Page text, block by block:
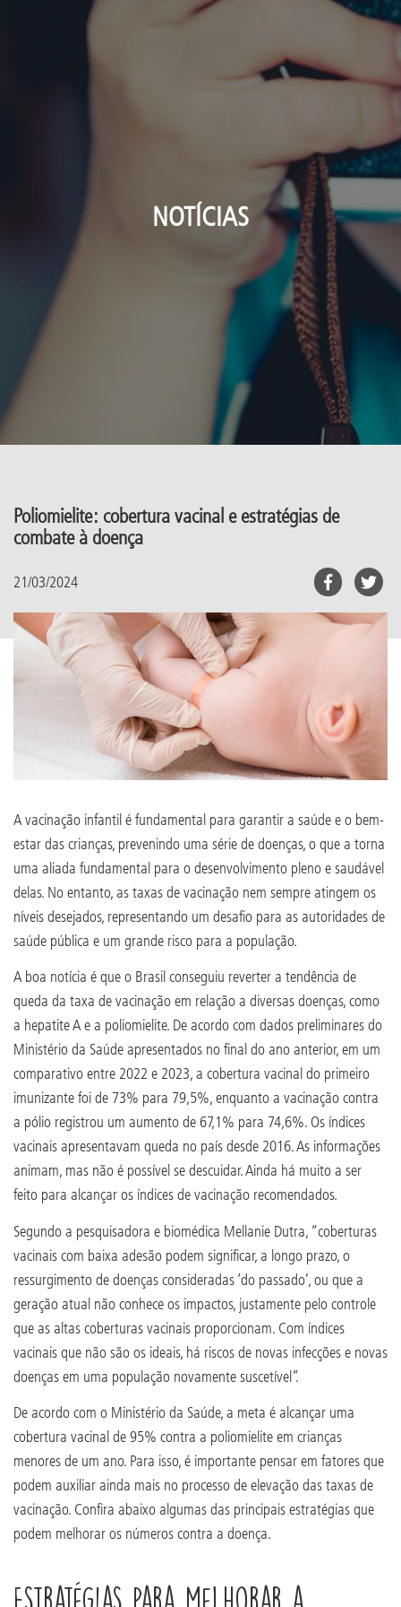
NOTÍCIAS
Poliomielite: cobertura vacinal e estratégias de
combate à doença
21/03/2024
A vacinação infantil é fundamental para garantir a saúde e o bem-
estar das crianças, prevenindo uma série de doenças, o que a torna
uma aliada fundamental para o desenvolvimento pleno e saudável
delas. No entanto, as taxas de vacinação nem sempre atingem os
níveis desejados, representando um desafio para as autoridades de
saúde pública e um grande risco para a população.
A boa notícia é que o Brasil conseguiu reverter a tendência de
queda da taxa de vacinação em relação a diversas doenças, como
a hepatite A e a poliomielite. De acordo com dados preliminares do
Ministério da Saúde apresentados no final do ano anterior, em um
comparativo entre 2022 e 2023, a cobertura vacinal do primeiro
imunizante foi de 73% para 79,5%, enquanto a vacinação contra
a pólio registrou um aumento de 67,1% para 74,6%. Os índices
vacinais apresentavam queda no país desde 2016. As informações
animam, mas não é possível se descuidar. Ainda há muito a ser
feito para alcançar os índices de vacinação recomendados.
Segundo a pesquisadora e biomédica Mellanie Dutra, “coberturas
vacinais com baixa adesão podem significar, a longo prazo, o
ressurgimento de doenças consideradas ‘do passado’, ou que a
geração atual não conhece os impactos, justamente pelo controle
que as altas coberturas vacinais proporcionam. Com índices
vacinais que não são os ideais, há riscos de novas infecções e novas
doenças em uma população novamente suscetível”.
De acordo com o Ministério da Saúde, a meta é alcançar uma
cobertura vacinal de 95% contra a poliomielite em crianças
menores de um ano. Para isso, é importante pensar em fatores que
podem auxiliar ainda mais no processo de elevação das taxas de
vacinação. Confira abaixo algumas das principais estratégias que
podem melhorar os números contra a doença.
Estratégias para melhorar a